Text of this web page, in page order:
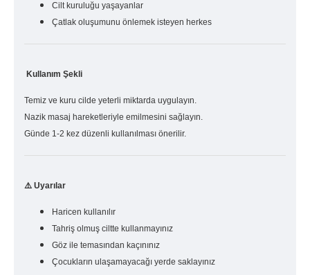
Cilt kuruluğu yaşayanlar
Çatlak oluşumunu önlemek isteyen herkes
Kullanım Şekli
Temiz ve kuru cilde yeterli miktarda uygulayın.
Nazik masaj hareketleriyle emilmesini sağlayın.
Günde 1-2 kez düzenli kullanılması önerilir.
⚠️ Uyarılar
Haricen kullanılır
Tahriş olmuş ciltte kullanmayınız
Göz ile temasından kaçınınız
Çocukların ulaşamayacağı yerde saklayınız